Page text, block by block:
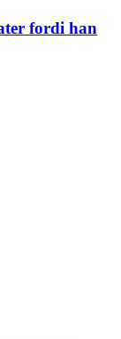
fordi han